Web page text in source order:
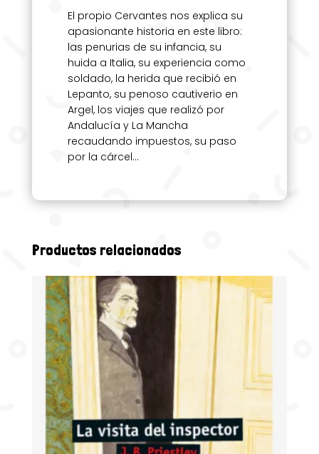
El propio Cervantes nos explica su
apasionante historia en este libro:
las penurias de su infancia, su
huida a Italia, su experiencia como
soldado, la herida que recibió en
Lepanto, su penoso cautiverio en
Argel, los viajes que realizó por
Andalucía y La Mancha
recaudando impuestos, su paso
por la cárcel…
Productos relacionados